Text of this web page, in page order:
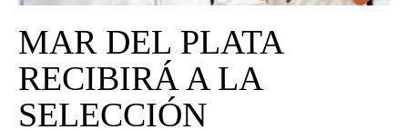
CAD MEDIA
CAD FEDERAL
MAR DEL PLATA
RECIBIRÁ A LA
SELECCIÓN